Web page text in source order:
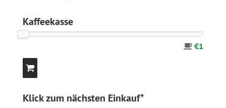
Kaffeekasse
€1
Klick zum nächsten Einkauf*